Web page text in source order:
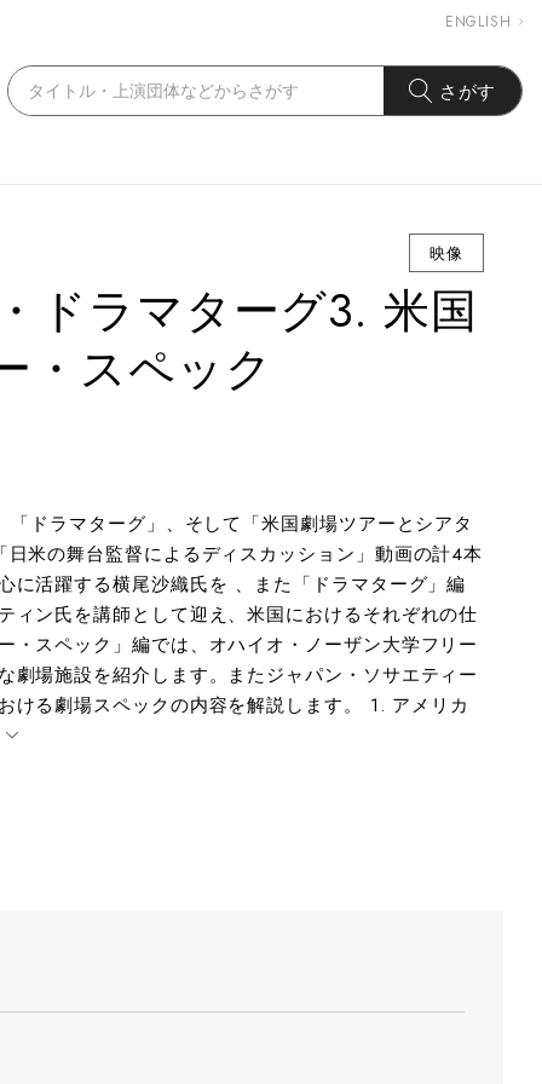
ENGLISH
さがす
映像
ドラマターグ3. 米国
・スペック
ドラマターグ」、そして「米国劇場ツアーとシアタ
米の舞台監督によるディスカッション」動画の計4本
に活躍する横尾沙織氏を 、また「ドラマターグ」編
ィン氏を講師として迎え、米国におけるそれぞれの仕
スペック」編では、オハイオ・ノーザン大学フリー
劇場施設を紹介します。またジャパン・ソサエティー
ける劇場スペックの内容を解説します。 1. アメリカ